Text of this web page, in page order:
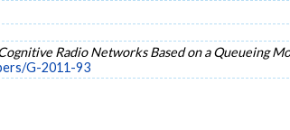
Radio Networks Based on a Queueing
G-2011-93